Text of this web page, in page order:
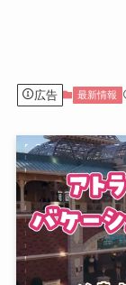
広告 最新情報